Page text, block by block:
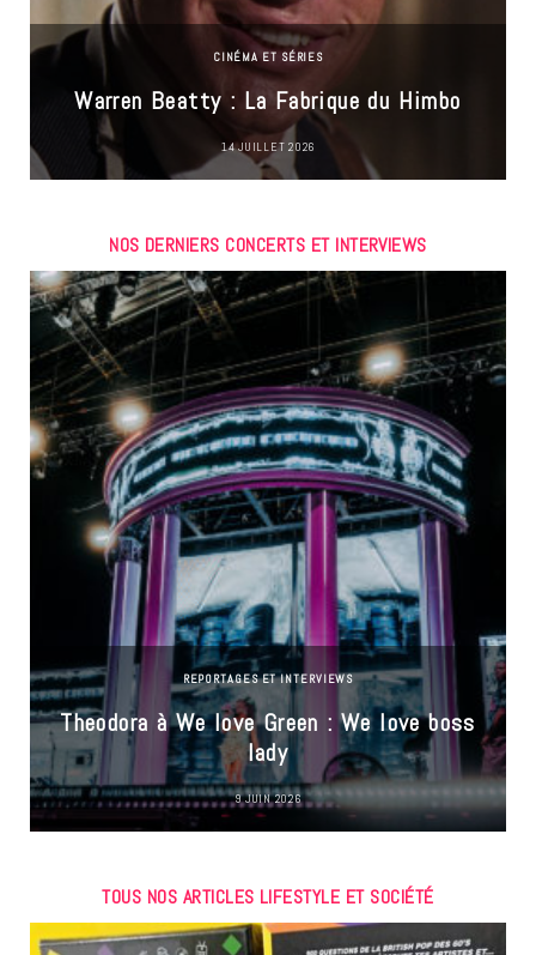
CINÉMA ET SÉRIES
Warren Beatty : La Fabrique du Himbo
14 JUILLET 2026
NOS DERNIERS CONCERTS ET INTERVIEWS
REPORTAGES ET INTERVIEWS
Theodora à We love Green : We love boss
lady
9 JUIN 2026
TOUS NOS ARTICLES LIFESTYLE ET SOCIÉTÉ